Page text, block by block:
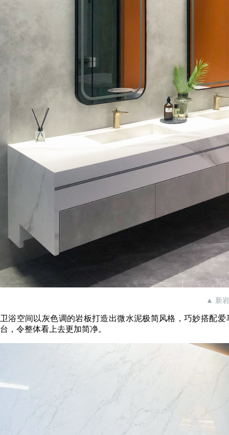
▲ 新
卫浴空间以灰色调的岩板打造出微水泥极简风格，巧妙搭配
台，令整体看上去更加简净。